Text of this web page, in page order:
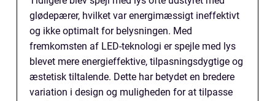
glødepærer, hvilket var energimæssigt ineffektivt
og ikke optimalt for belysningen. Med
fremkomsten af LED-teknologi er spejle med lys
blevet mere energieffektive, tilpasningsdygtige og
æstetisk tiltalende. Dette har betydet en bredere
variation i design og muligheden for at tilpasse